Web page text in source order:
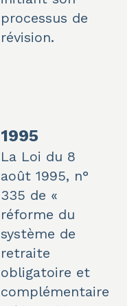
processus de
révision.
1995
La Loi du 8
août 1995, n°
335 de «
réforme du
système de
retraite
obligatoire et
complémentaire